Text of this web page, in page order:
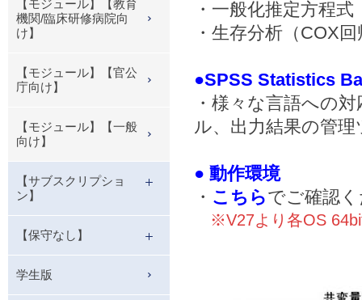
・一般化推定方程
・生存分析（COX
●SPSS Statistics
・様々な言語への
ル、出力結果の管
● 動作環境
・ こちらでご確認
※V27より各OS
【モジュール】【教育
機関/臨床研修病院向
け】
【モジュール】【官公
庁向け】
【モジュール】【一般
向け】
【サブスクリプショ
ン】
【保守なし】
学生版